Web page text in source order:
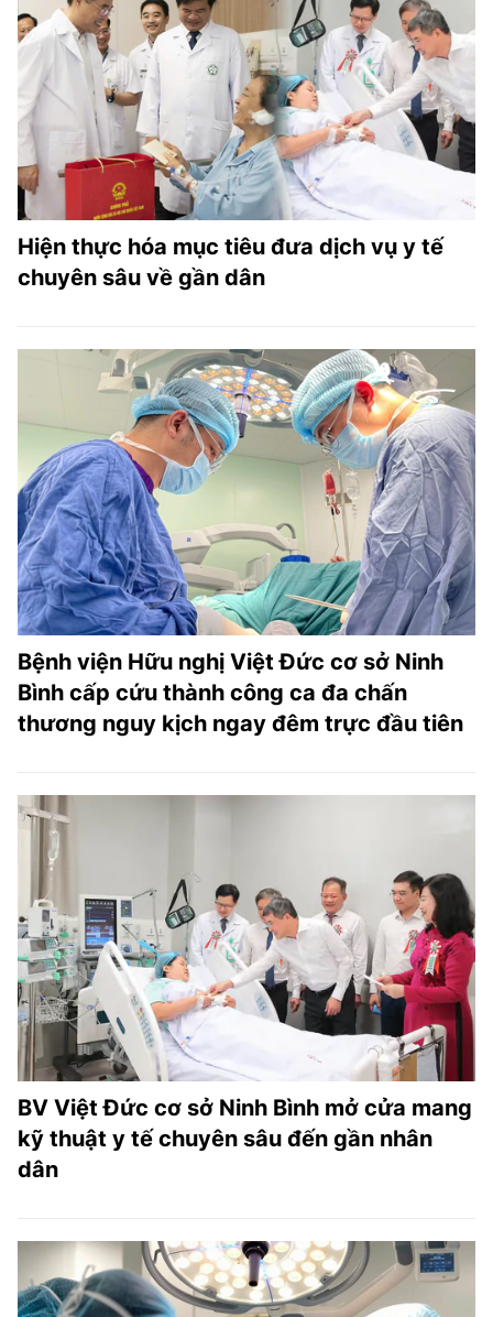
TRA CỨU PHƯỜNG XÃ
CỐNG HIẾN
BÙI XUÂN PHÁI
LIÊN HỆ QUẢNG CÁO
Hotline: 0981.119.189
MẠNG XÃ HỘI
Hiện thực hóa mục tiêu đưa dịch vụ y tế
chuyên sâu về gần dân
Bệnh viện Hữu nghị Việt Đức cơ sở Ninh
Bình cấp cứu thành công ca đa chấn
thương nguy kịch ngay đêm trực đầu tiên
BV Việt Đức cơ sở Ninh Bình mở cửa mang
kỹ thuật y tế chuyên sâu đến gần nhân
dân